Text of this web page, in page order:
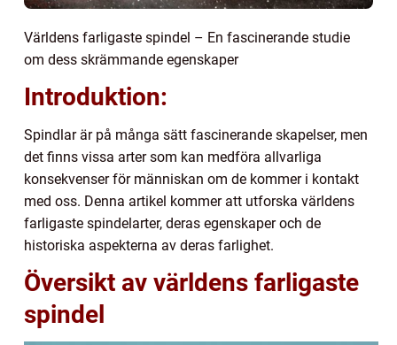
Världens farligaste spindel – En fascinerande studie
om dess skrämmande egenskaper
Introduktion:
Spindlar är på många sätt fascinerande skapelser, men
det finns vissa arter som kan medföra allvarliga
konsekvenser för människan om de kommer i kontakt
med oss. Denna artikel kommer att utforska världens
farligaste spindelarter, deras egenskaper och de
historiska aspekterna av deras farlighet.
Översikt av världens farligaste
spindel